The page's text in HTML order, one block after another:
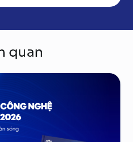
quan